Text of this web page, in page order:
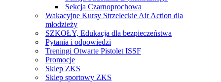
Sekcja Czarnoprochowa
Wakacyjne Kursy Strzeleckie Air Action dla
młodzieży
SZKOŁY, Edukacja dla bezpieczeństwa
Pytania i odpowiedzi
Treningi Otwarte Pistolet ISSF
Promocje
Sklep ZKS
Sklep sportowy ZKS